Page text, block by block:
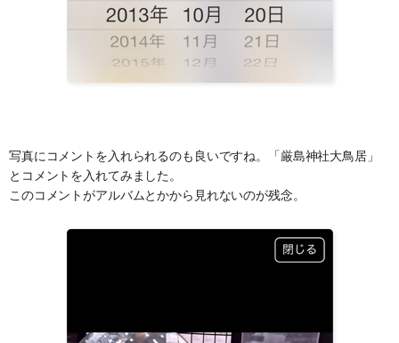
写真にコメントを入れられるのも良いですね。「厳島神社大鳥居」
とコメントを入れてみました。
このコメントがアルバムとかから見れないのが残念。